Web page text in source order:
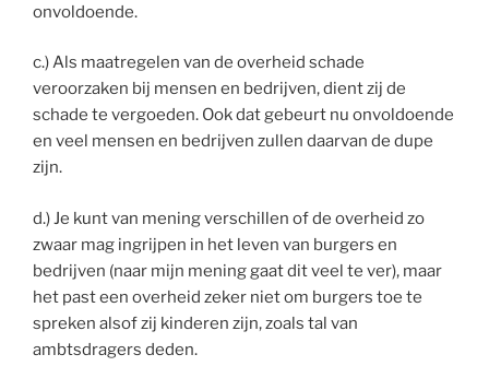
onvoldoende.
c.) Als maatregelen van de overheid schade
veroorzaken bij mensen en bedrijven, dient zij de
schade te vergoeden. Ook dat gebeurt nu onvoldoende
en veel mensen en bedrijven zullen daarvan de dupe
zijn.
d.) Je kunt van mening verschillen of de overheid zo
zwaar mag ingrijpen in het leven van burgers en
bedrijven (naar mijn mening gaat dit veel te ver), maar
het past een overheid zeker niet om burgers toe te
spreken alsof zij kinderen zijn, zoals tal van
ambtsdragers deden.